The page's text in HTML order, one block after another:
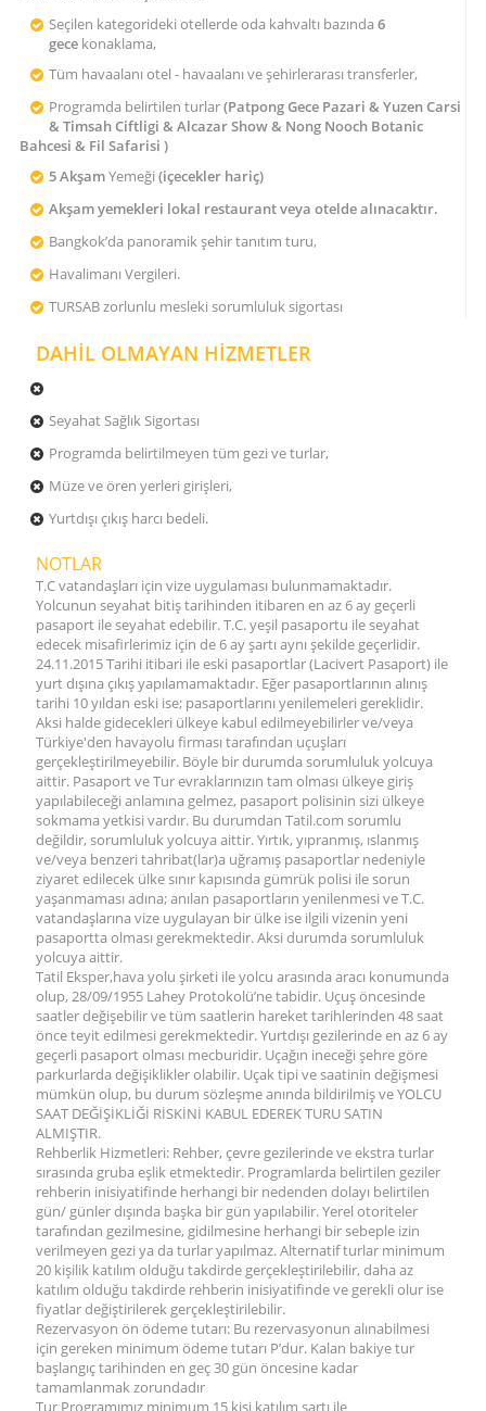
Seçilen kategorideki otellerde oda kahvaltı bazında 6
gece konaklama,
Tüm havaalanı otel - havaalanı ve şehirlerarası transferler,
Programda belirtilen turlar(Patpong Gece Pazari & Yuzen Carsi
& Timsah Ciftligi & Alcazar Show & Nong Nooch Botanic
Bahcesi & Fil Safarisi )
5 AkşamYemeği (içecekler hariç)
Akşam yemekleri lokal restaurant veya otelde alınacaktır.
Bangkok’da panoramik şehir tanıtım turu,
Havalimanı Vergileri.
TURSAB zorlunlu mesleki sorumluluk sigortası
DAHİL OLMAYAN HİZMETLER
Seyahat Sağlık Sigortası
Programda belirtilmeyen tüm gezi ve turlar,
Müze ve ören yerleri girişleri,
Yurtdışı çıkış harcı bedeli.
NOTLAR
T.C vatandaşları için vize uygulaması bulunmamaktadır.
Yolcunun seyahat bitiş tarihinden itibaren en az 6 ay geçerli
pasaport ile seyahat edebilir. T.C. yeşil pasaportu ile seyahat
edecek misafirlerimiz için de 6 ay şartı aynı şekilde geçerlidir.
24.11.2015 Tarihi itibari ile eski pasaportlar (Lacivert Pasaport) ile
yurt dışına çıkış yapılamamaktadır. Eğer pasaportlarının alınış
tarihi 10 yıldan eski ise; pasaportlarını yenilemeleri gereklidir.
Aksi halde gidecekleri ülkeye kabul edilmeyebilirler ve/veya
Türkiye'den havayolu firması tarafından uçuşları
gerçekleştirilmeyebilir. Böyle bir durumda sorumluluk yolcuya
aittir. Pasaport ve Tur evraklarınızın tam olması ülkeye giriş
yapılabileceği anlamına gelmez, pasaport polisinin sizi ülkeye
sokmama yetkisi vardır. Bu durumdan Tatil.com sorumlu
değildir, sorumluluk yolcuya aittir. Yırtık, yıpranmış, ıslanmış
ve/veya benzeri tahribat(lar)a uğramış pasaportlar nedeniyle
ziyaret edilecek ülke sınır kapısında gümrük polisi ile sorun
yaşanmaması adına; anılan pasaportların yenilenmesi ve T.C.
vatandaşlarına vize uygulayan bir ülke ise ilgili vizenin yeni
pasaportta olması gerekmektedir. Aksi durumda sorumluluk
yolcuya aittir.
Tatil Eksper,hava yolu şirketi ile yolcu arasında aracı konumunda
olup, 28/09/1955 Lahey Protokolü’ne tabidir. Uçuş öncesinde
saatler değişebilir ve tüm saatlerin hareket tarihlerinden 48 saat
önce teyit edilmesi gerekmektedir. Yurtdışı gezilerinde en az 6 ay
geçerli pasaport olması mecburidir. Uçağın ineceği şehre göre
parkurlarda değişiklikler olabilir. Uçak tipi ve saatinin değişmesi
mümkün olup, bu durum sözleşme anında bildirilmiş ve YOLCU
SAAT DEĞİŞİKLİĞİ RİSKİNİ KABUL EDEREK TURU SATIN
ALMIŞTIR.
Rehberlik Hizmetleri: Rehber, çevre gezilerinde ve ekstra turlar
sırasında gruba eşlik etmektedir. Programlarda belirtilen geziler
rehberin inisiyatifinde herhangi bir nedenden dolayı belirtilen
gün/ günler dışında başka bir gün yapılabilir. Yerel otoriteler
tarafından gezilmesine, gidilmesine herhangi bir sebeple izin
verilmeyen gezi ya da turlar yapılmaz. Alternatif turlar minimum
20 kişilik katılım olduğu takdirde gerçekleştirilebilir, daha az
katılım olduğu takdirde rehberin inisiyatifinde ve gerekli olur ise
fiyatlar değiştirilerek gerçekleştirilebilir.
Rezervasyon ön ödeme tutarı: Bu rezervasyonun alınabilmesi
için gereken minimum ödeme tutarı P’dur. Kalan bakiye tur
başlangıç tarihinden en geç 30 gün öncesine kadar
tamamlanmak zorundadır
Tur Programımız minimum 15 kişi katılım şartı ile